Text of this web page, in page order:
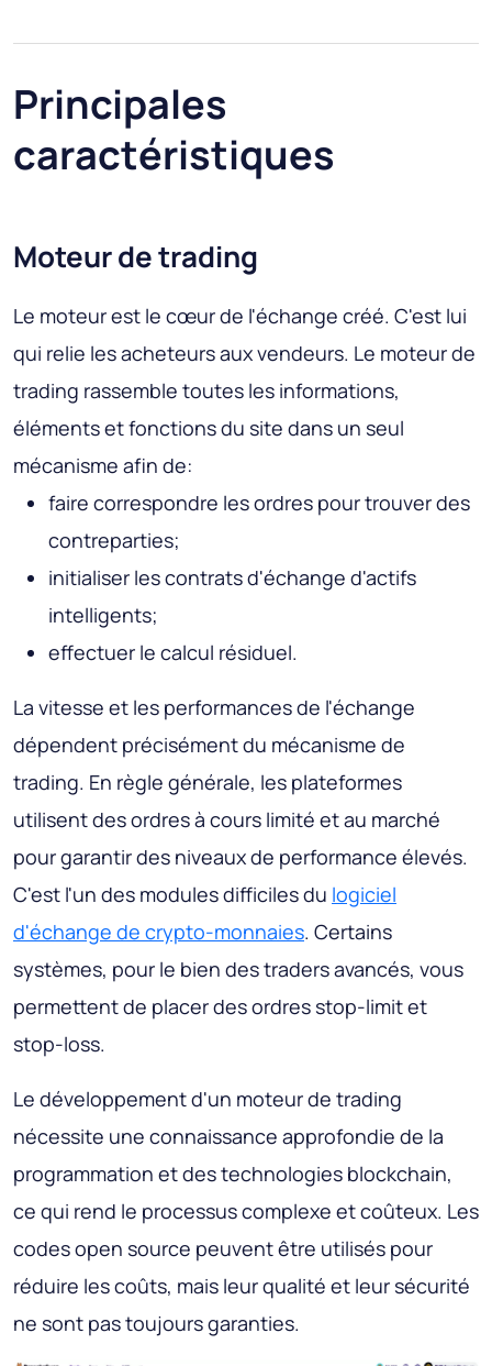
Principales
caractéristiques
Moteur de trading
Le moteur est le cœur de l'échange créé. C'est lui
qui relie les acheteurs aux vendeurs. Le moteur de
trading rassemble toutes les informations,
éléments et fonctions du site dans un seul
mécanisme afin de:
faire correspondre les ordres pour trouver des
contreparties;
initialiser les contrats d'échange d'actifs
intelligents;
effectuer le calcul résiduel.
La vitesse et les performances de l'échange
dépendent précisément du mécanisme de
trading. En règle générale, les plateformes
utilisent des ordres à cours limité et au marché
pour garantir des niveaux de performance élevés.
C'est l'un des modules difficiles du logiciel
d'échange de crypto-monnaies. Certains
systèmes, pour le bien des traders avancés, vous
permettent de placer des ordres stop-limit et
stop-loss.
Le développement d'un moteur de trading
nécessite une connaissance approfondie de la
programmation et des technologies blockchain,
ce qui rend le processus complexe et coûteux. Les
codes open source peuvent être utilisés pour
réduire les coûts, mais leur qualité et leur sécurité
ne sont pas toujours garanties.